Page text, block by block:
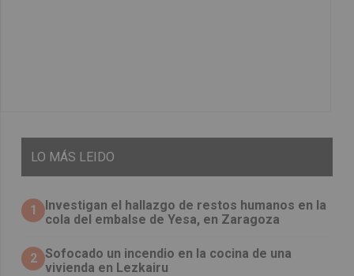
LO MÁS LEIDO
1
Investigan el hallazgo de restos humanos en la
cola del embalse de Yesa, en Zaragoza
2 Sofocado un incendio en la cocina de una
vivienda en Lezkairu